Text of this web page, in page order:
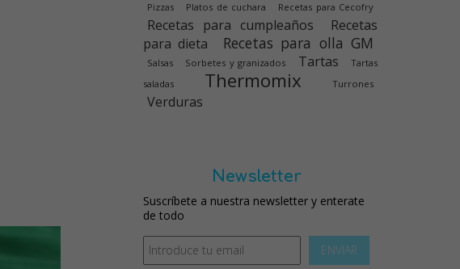
Pizzas Platos de cuchara Recetas para Cecofry
Recetas para cumpleaños
Recetas
para dieta
Recetas para olla GM
Salsas Sorbetes y granizados Tartas
Tartas
saladas
Thermomix Turrones
Verduras
Newsletter
Suscríbete a nuestra newsletter y enterate
de todo
ENVIAR